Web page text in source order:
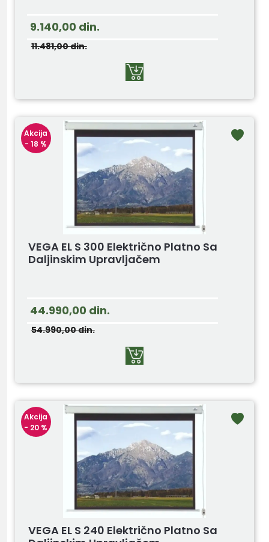
9.140,00 din.
11.481,00din.
Akcija
- 18 %
VEGA EL S 300 Električno Platno Sa
Daljinskim Upravljačem
44.990,00 din.
54.990,00din.
Akcija
- 20 %
VEGA EL S 240 Električno Platno Sa